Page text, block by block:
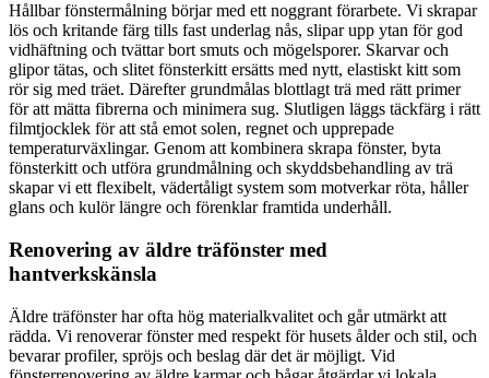
Hållbar fönstermålning börjar med ett noggrant förarbete. Vi skrapar
lös och kritande färg tills fast underlag nås, slipar upp ytan för god
vidhäftning och tvättar bort smuts och mögelsporer. Skarvar och
glipor tätas, och slitet fönsterkitt ersätts med nytt, elastiskt kitt som
rör sig med träet. Därefter grundmålas blottlagt trä med rätt primer
för att mätta fibrerna och minimera sug. Slutligen läggs täckfärg i rätt
filmtjocklek för att stå emot solen, regnet och upprepade
temperaturväxlingar. Genom att kombinera skrapa fönster, byta
fönsterkitt och utföra grundmålning och skyddsbehandling av trä
skapar vi ett flexibelt, vädertåligt system som motverkar röta, håller
glans och kulör längre och förenklar framtida underhåll.
Renovering av äldre träfönster med
hantverkskänsla
Äldre träfönster har ofta hög materialkvalitet och går utmärkt att
rädda. Vi renoverar fönster med respekt för husets ålder och stil, och
bevarar profiler, spröjs och beslag där det är möjligt. Vid